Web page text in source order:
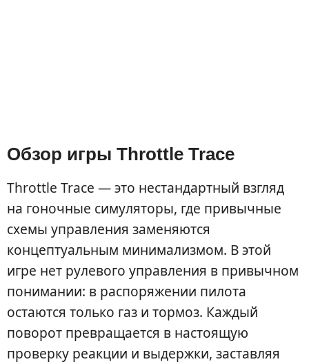
Обзор игры Throttle Trace
Throttle Trace — это нестандартный взгляд
на гоночные симуляторы, где привычные
схемы управления заменяются
концептуальным минимализмом. В этой
игре нет рулевого управления в привычном
понимании: в распоряжении пилота
остаются только газ и тормоз. Каждый
поворот превращается в настоящую
проверку реакции и выдержки, заставляя